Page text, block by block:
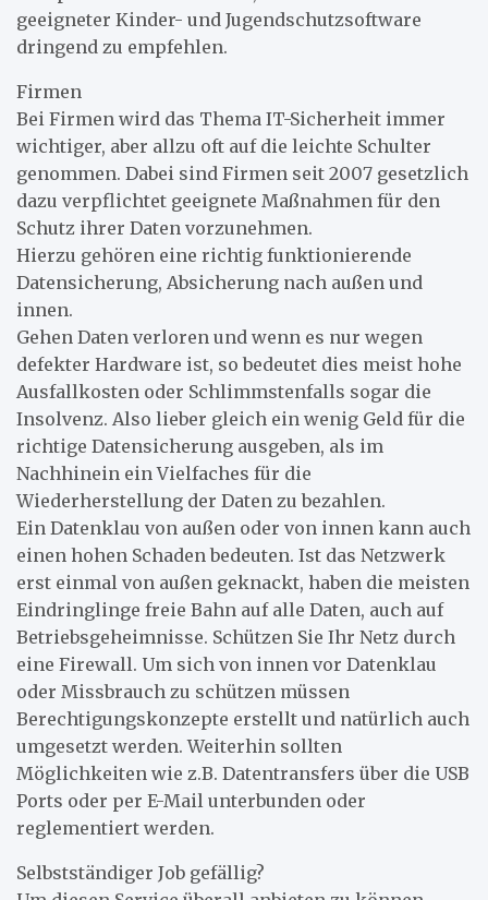
geeigneter Kinder- und Jugendschutzsoftware
dringend zu empfehlen.
Firmen
Bei Firmen wird das Thema IT-Sicherheit immer
wichtiger, aber allzu oft auf die leichte Schulter
genommen. Dabei sind Firmen seit 2007 gesetzlich
dazu verpflichtet geeignete Maßnahmen für den
Schutz ihrer Daten vorzunehmen.
Hierzu gehören eine richtig funktionierende
Datensicherung, Absicherung nach außen und
innen.
Gehen Daten verloren und wenn es nur wegen
defekter Hardware ist, so bedeutet dies meist hohe
Ausfallkosten oder Schlimmstenfalls sogar die
Insolvenz. Also lieber gleich ein wenig Geld für die
richtige Datensicherung ausgeben, als im
Nachhinein ein Vielfaches für die
Wiederherstellung der Daten zu bezahlen.
Ein Datenklau von außen oder von innen kann auch
einen hohen Schaden bedeuten. Ist das Netzwerk
erst einmal von außen geknackt, haben die meisten
Eindringlinge freie Bahn auf alle Daten, auch auf
Betriebsgeheimnisse. Schützen Sie Ihr Netz durch
eine Firewall. Um sich von innen vor Datenklau
oder Missbrauch zu schützen müssen
Berechtigungskonzepte erstellt und natürlich auch
umgesetzt werden. Weiterhin sollten
Möglichkeiten wie z.B. Datentransfers über die USB
Ports oder per E-Mail unterbunden oder
reglementiert werden.
Selbstständiger Job gefällig?